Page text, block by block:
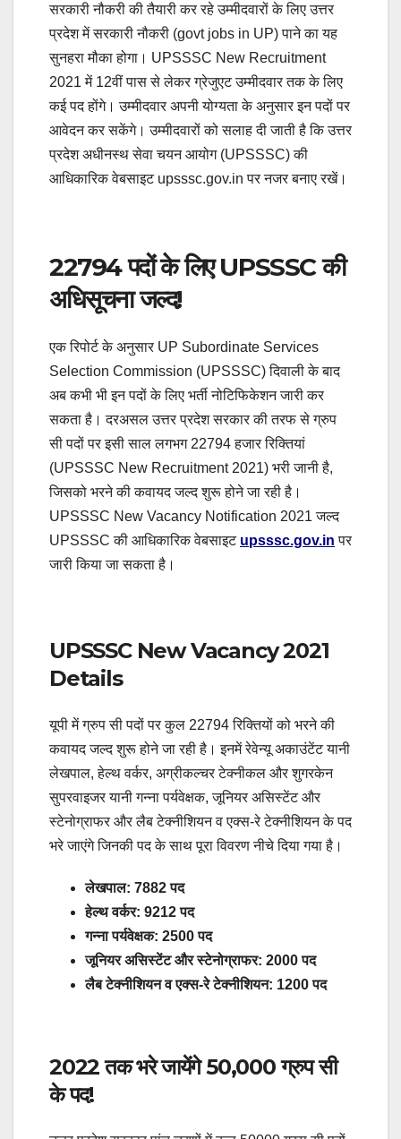
सरकारी नौकरी की तैयारी कर रहे उम्मीदवारों के लिए उत्तर
प्रदेश में सरकारी नौकरी (govt jobs in UP) पाने का यह
सुनहरा मौका होगा। UPSSSC New Recruitment
2021 में 12वीं पास से लेकर ग्रेजुएट उम्मीदवार तक के लिए
कई पद होंगे। उम्मीदवार अपनी योग्यता के अनुसार इन पदों पर
आवेदन कर सकेंगे। उम्मीदवारों को सलाह दी जाती है कि उत्तर
प्रदेश अधीनस्थ सेवा चयन आयोग (UPSSSC) की
आधिकारिक वेबसाइट upsssc.gov.in पर नजर बनाए रखें।
22794 पदों के लिए UPSSSC की
अधिसूचना जल्द!
एक रिपोर्ट के अनुसार UP Subordinate Services
Selection Commission (UPSSSC) दिवाली के बाद
अब कभी भी इन पदों के लिए भर्ती नोटिफिकेशन जारी कर
सकता है। दरअसल उत्तर प्रदेश सरकार की तरफ से ग्रुप
सी पदों पर इसी साल लगभग 22794 हजार रिक्तियां
(UPSSSC New Recruitment 2021) भरी जानी है,
जिसको भरने की कवायद जल्द शुरू होने जा रही है।
UPSSSC New Vacancy Notification 2021 जल्द
UPSSSC की आधिकारिक वेबसाइट upsssc.gov.in पर
जारी किया जा सकता है।
UPSSSC New Vacancy 2021
Details
यूपी में ग्रुप सी पदों पर कुल 22794 रिक्तियों को भरने की
कवायद जल्द शुरू होने जा रही है। इनमें रेवेन्यू अकाउंटेंट यानी
लेखपाल, हेल्थ वर्कर, अग्रीकल्चर टेक्नीकल और शुगरकेन
सुपरवाइजर यानी गन्ना पर्यवेक्षक, जूनियर असिस्टेंट और
स्टेनोग्राफर और लैब टेक्नीशियन व एक्स-रे टेक्नीशियन के पद
भरे जाएंगे जिनकी पद के साथ पूरा विवरण नीचे दिया गया है।
लेखपाल: 7882 पद
हेल्थ वर्कर: 9212 पद
गन्ना पर्यवेक्षक: 2500 पद
जूनियर असिस्टेंट और स्टेनोग्राफर: 2000 पद
लैब टेक्नीशियन व एक्स-रे टेक्नीशियन: 1200 पद
2022 तक भरे जायेंगे 50,000 ग्रुप सी
के पद!